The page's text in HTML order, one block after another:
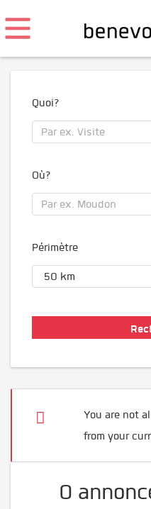
Quoi?
Où?
Périmètre
You are not
from your
0